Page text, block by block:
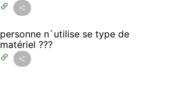
personne n`utilise se type de
matériel ???